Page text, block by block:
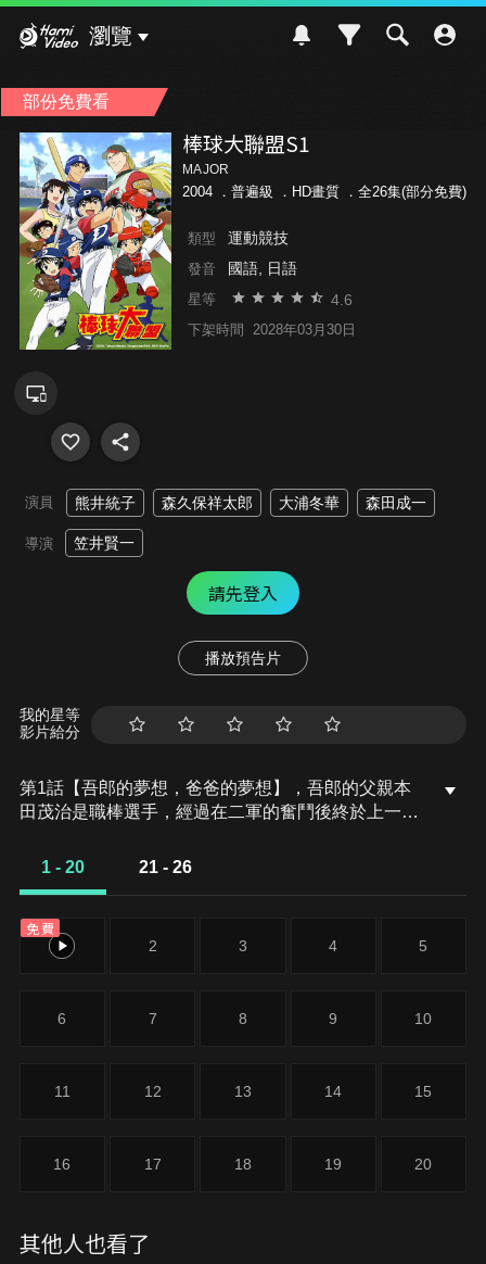
瀏覽
部份免費看
棒球大聯盟S1
MAJOR
2004 ． 普遍級 ．HD畫質 ．全26集(部分免費)
類型 運動競技
發音 國語, 日語
星等 4.6
下架時間 2028年03月30日
演員 熊井統子 森久保祥太郎 大浦冬華 森田成一
導演 笠井賢一
請先登入
播放預告片
我的星等
影片給分
第1話【吾郎的夢想，爸爸的夢想】，吾郎的父親本
田茂治是職棒選手，經過在二軍的奮鬥後終於上一
弱多病不久就離開人世，茂治埋首練習中，卻因腰部
了一個續留的主意…
1 - 20 21 - 26
免費
1 2 3 4 5
6 7 8 9 10
11 12 13 14 15
16 17 18 19 20
其他人也看了